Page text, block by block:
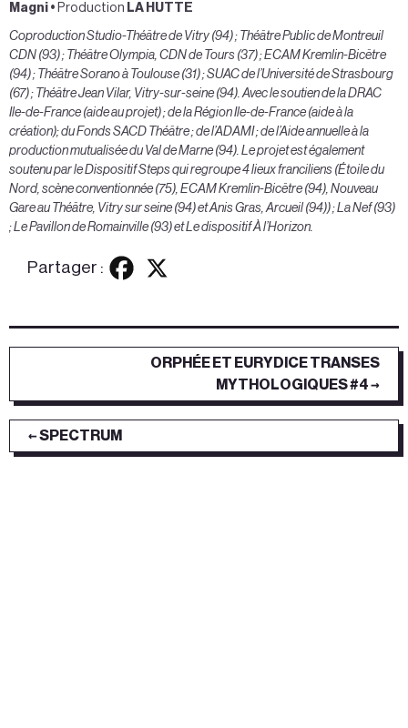
Magni • Production LA HUTTE
Coproduction Studio-Théâtre de Vitry (94) ; Théâtre Public de Montreuil
CDN (93) ; Théâtre Olympia, CDN de Tours (37) ; ECAM Kremlin-Bicêtre
(94) ; Théâtre Sorano à Toulouse (31) ; SUAC de l’Université de Strasbourg
(67) ; Théâtre Jean Vilar, Vitry-sur-seine (94). Avec le soutien de la DRAC
Ile-de-France (aide au projet) ; de la Région Ile-de-France (aide à la
création); du Fonds SACD Théâtre ; de l’ADAMI ; de l’Aide annuelle à la
production mutualisée du Val de Marne (94). Le projet est également
soutenu par le Dispositif Steps qui regroupe 4 lieux franciliens (Étoile du
Nord, scène conventionnée (75), ECAM Kremlin-Bicêtre (94), Nouveau
Gare au Théâtre, Vitry sur seine (94) et Anis Gras, Arcueil (94)) ; La Nef (93)
; Le Pavillon de Romainville (93) et Le dispositif À l’Horizon.
Partager :
← SPECTRUM
ORPHÉE ET EURYDICE TRANSES
MYTHOLOGIQUES #4 →